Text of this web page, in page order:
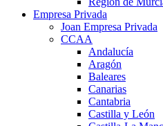
Empresa Privada
Joan Empresa Privada
CCAA
Andalucía
Aragón
Baleares
Canarias
Cantabria
Castilla y León